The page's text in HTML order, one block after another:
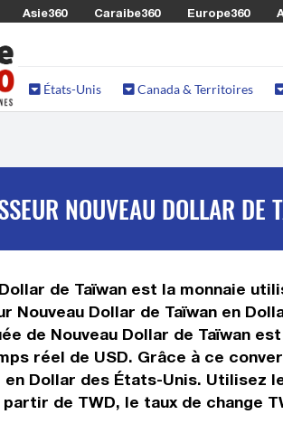
Asie360 Caraibe360 Europe360
États-Unis Canada & Territoires
NOUVEAU DOLLAR
de Taïwan est la monnaie
Nouveau Dollar de Taïwan en
de Nouveau Dollar de Taïwan
réel de USD. Grâce à ce
en Dollar des États-Unis. Utilisez
de TWD, le taux de change